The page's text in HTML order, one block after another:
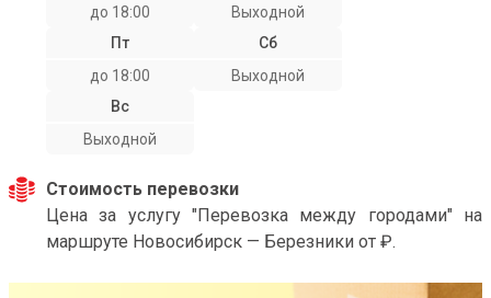
до 18:00
Выходной
Пт
до 18:00
Сб
Выходной
Вс
Выходной
Стоимость перевозки
Цена за услугу "Перевозка между городами" на
маршруте Новосибирск — Березники от ₽.